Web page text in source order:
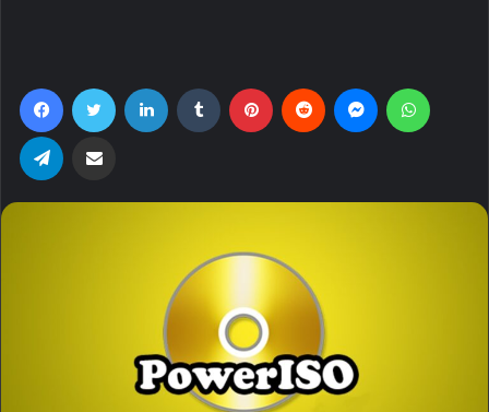
FacebookTwitter LinkedIn Tumblr Pinterest Reddit Messenger
Telegram Share via Email